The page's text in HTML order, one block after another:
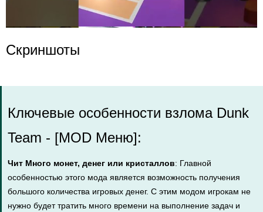
Скриншоты
Ключевые особенности взлома Dunk
Team - [MOD Меню]:
Чит Много монет, денег или кристаллов: Главной
особенностью этого мода является возможность получения
большого количества игровых денег. С этим модом игрокам не
нужно будет тратить много времени на выполнение задач и